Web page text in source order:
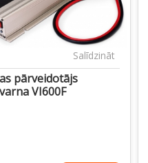
Salīdzināt
pārveidotājs
VI600F